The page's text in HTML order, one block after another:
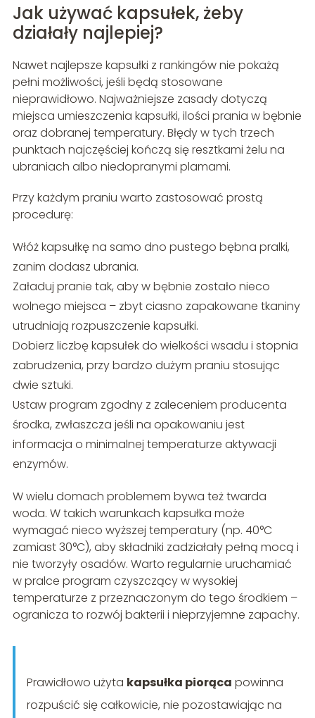
Jak używać kapsułek, żeby
działały najlepiej?
Nawet najlepsze kapsułki z rankingów nie pokażą
pełni możliwości, jeśli będą stosowane
nieprawidłowo. Najważniejsze zasady dotyczą
miejsca umieszczenia kapsułki, ilości prania w bębnie
oraz dobranej temperatury. Błędy w tych trzech
punktach najczęściej kończą się resztkami żelu na
ubraniach albo niedopranymi plamami.
Przy każdym praniu warto zastosować prostą
procedurę:
Włóż kapsułkę na samo dno pustego bębna pralki,
zanim dodasz ubrania.
Załaduj pranie tak, aby w bębnie zostało nieco
wolnego miejsca – zbyt ciasno zapakowane tkaniny
utrudniają rozpuszczenie kapsułki.
Dobierz liczbę kapsułek do wielkości wsadu i stopnia
zabrudzenia, przy bardzo dużym praniu stosując
dwie sztuki.
Ustaw program zgodny z zaleceniem producenta
środka, zwłaszcza jeśli na opakowaniu jest
informacja o minimalnej temperaturze aktywacji
enzymów.
W wielu domach problemem bywa też twarda
woda. W takich warunkach kapsułka może
wymagać nieco wyższej temperatury (np. 40°C
zamiast 30°C), aby składniki zadziałały pełną mocą i
nie tworzyły osadów. Warto regularnie uruchamiać
w pralce program czyszczący w wysokiej
temperaturze z przeznaczonym do tego środkiem –
ogranicza to rozwój bakterii i nieprzyjemne zapachy.
Prawidłowo użyta kapsułka piorąca powinna
rozpuścić się całkowicie, nie pozostawiając na